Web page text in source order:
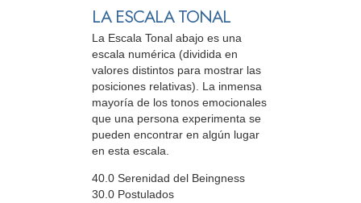
LA ESCALA TONAL
La Escala Tonal abajo es una
escala numérica (dividida en
valores distintos para mostrar las
posiciones relativas). La inmensa
mayoría de los tonos emocionales
que una persona experimenta se
pueden encontrar en algún lugar
en esta escala.
40.0 Serenidad del Beingness
30.0 Postulados